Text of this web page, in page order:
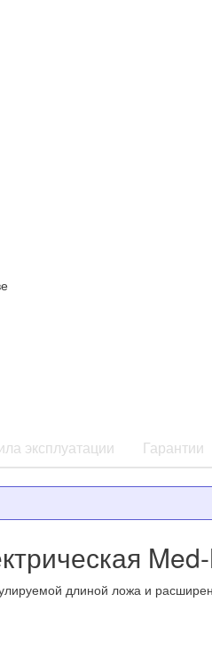
эксплуатации Гарантии
длиной ложа и